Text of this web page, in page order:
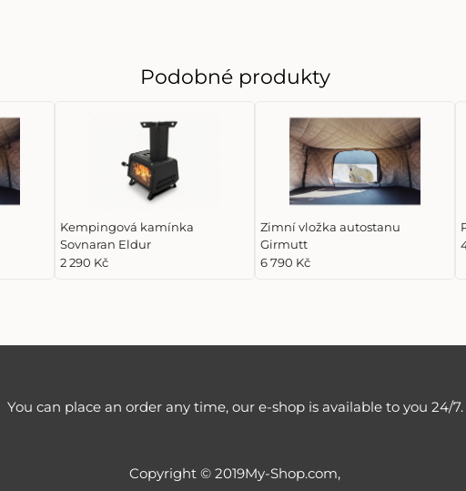
Podobné produkty
Kempingová kamínka
Sovnaran Eldur
2 290 Kč
Zimní vložka autostanu
Girmutt
6 790 Kč
You can place an order any time, our e-shop is available to you 24/7.
Copyright © 2019My-Shop.com,